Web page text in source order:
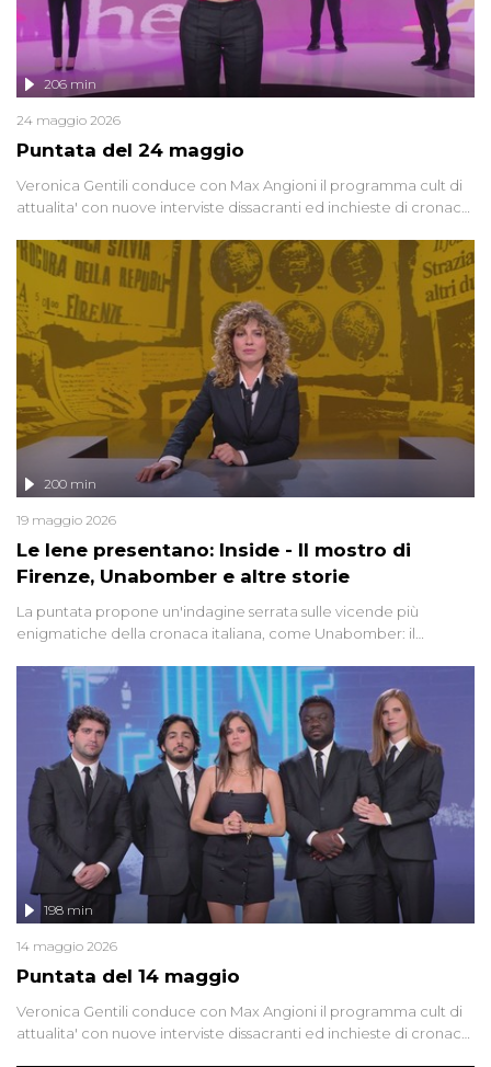
Puntata del 24 maggio
206 min
24 maggio 2026
Veronica Gentili conduce con Max Angioni il programma cult di
attualita' con nuove interviste dissacranti ed inchieste di cronaca
Le Iene presentano: Inside - Il mostro di
Firenze, Unabomber e altre storie
200 min
19 maggio 2026
La puntata propone un'indagine serrata sulle vicende più
enigmatiche della cronaca italiana, come Unabomber: il
'90 e il 2000 che, inquietantemente, potrebbe essere ancora in
libertà. Lo speciale affronta inoltre le zone d'ombra sul Mostro di
Firenze, le cui responsabilità appaiono ancora oggi avvolte in un
groviglio di dubbi mai chiariti. Nel corso dello speciale anche
l'intervista inedita a Olindo Romano, realizzata ne...
Puntata del 14 maggio
198 min
14 maggio 2026
Veronica Gentili conduce con Max Angioni il programma cult di
attualita' con nuove interviste dissacranti ed inchieste di cronaca